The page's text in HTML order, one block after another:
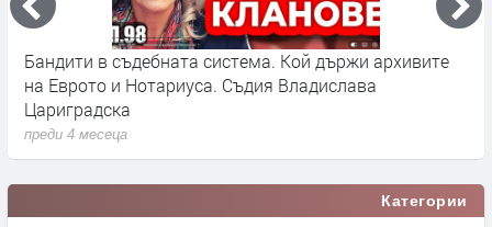
Бандити в съдебната система. Кой държи архивите
на Еврото и Нотариуса. Съдия Владислава
Цариградска
преди 4 месеца
Категории